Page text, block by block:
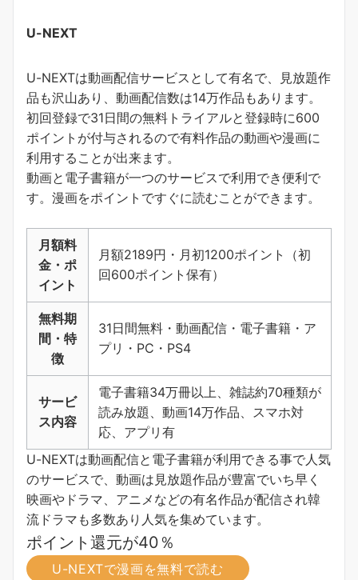
U-NEXT
U-NEXTは動画配信サービスとして有名で、見放題作
品も沢山あり、動画配信数は14万作品もあります。
初回登録で31日間の無料トライアルと登録時に600
ポイントが付与されるので有料作品の動画や漫画に
利用することが出来ます。
動画と電子書籍が一つのサービスで利用でき便利で
す。 漫画をポイントですぐに読むことができます。
月額料
金・ポ
イント
月額2189円・月初1200ポイント（初
回600ポイント保有）
無料期
間・特
徴
31日間無料・動画配信・電子書籍・ア
プリ・PC・PS4
サービ
ス内容
電子書籍34万冊以上、雑誌約70種類が
読み放題、動画14万作品、スマホ対
応、アプリ有
U-NEXTは動画配信と電子書籍が利用できる事で人気
のサービスで、動画は見放題作品が豊富でいち早く
映画やドラマ、アニメなどの有名作品が配信され韓
流ドラマも多数あり人気を集めています。
ポイント還元が40％
U-NEXTで漫画を無料で読む